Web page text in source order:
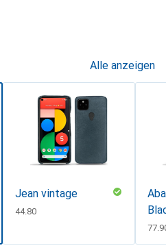
Alle anzeigen
Jean vintage
CHF
44.80
CHF